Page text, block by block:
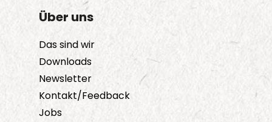
Über uns
Das sind wir
Downloads
Newsletter
Kontakt/Feedback
Jobs